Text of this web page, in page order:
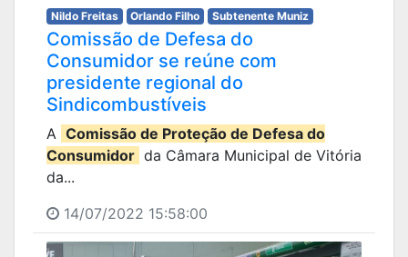
Nildo Freitas
Orlando Filho Subtenente Muniz
Comissão de Defesa do
Consumidor se reúne com
presidente regional do
Sindicombustíveis
A Comissão de Proteção de Defesa do
Consumidor da Câmara Municipal de Vitória
da...
14/07/2022 15:58:00